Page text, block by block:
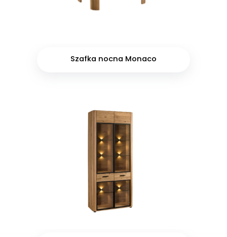
Szafka nocna Monaco